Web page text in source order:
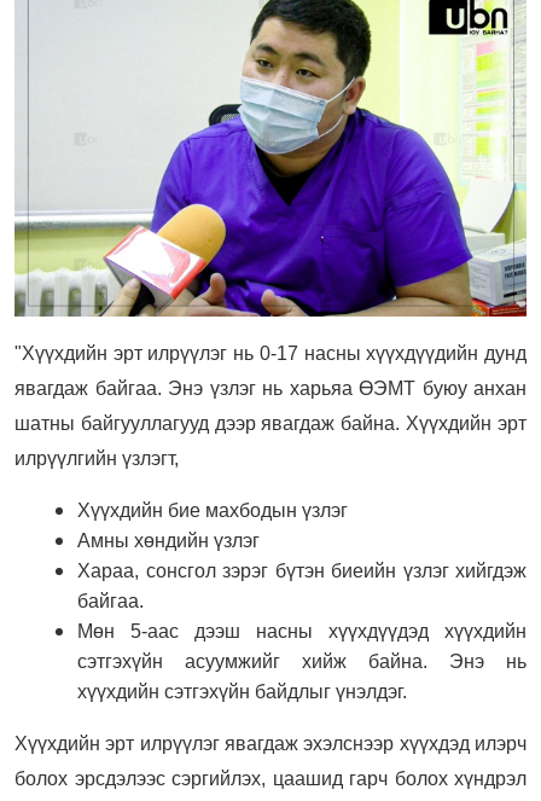
"Хүүхдийн эрт илрүүлэг нь 0-17 насны хүүхдүүдийн дунд
явагдаж байгаа. Энэ үзлэг нь харьяа ӨЭМТ буюу анхан
шатны байгууллагууд дээр явагдаж байна. Хүүхдийн эрт
илрүүлгийн үзлэгт,
Хүүхдийн бие махбодын үзлэг
Амны хөндийн үзлэг
Хараа, сонсгол зэрэг бүтэн биеийн үзлэг хийгдэж
байгаа.
Мөн 5-аас дээш насны хүүхдүүдэд хүүхдийн
сэтгэхүйн асуумжийг хийж байна. Энэ нь
хүүхдийн сэтгэхүйн байдлыг үнэлдэг.
Хүүхдийн эрт илрүүлэг явагдаж эхэлснээр хүүхдэд илэрч
болох эрсдэлээс сэргийлэх, цаашид гарч болох хүндрэл